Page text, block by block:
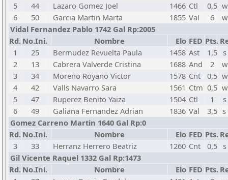
5
44 Lazaro Gomez Joel 1466 Ctl 0,5
6
50 Garcia Martin Marta 1855 Val 6
Vidal Fernandez Pablo 1742 Gal Rp:2005
Rd. No.Ini. Nombre Elo FED Pts.
1
25 Bermudez Revuelta Paula 1458 Ast 1,5
2
13 Cabrera Valverde Cristina 1688 And 2
3
34 Moreno Royano Victor 1578 Cnt 0,5
4
42 Valls Navarro Sara 1561 Ctm 0,5
5
47 Ruperez Benito Yaiza 1504 Ctl 1
6
49 Galiana Fernandez Adrian 1836 Val 3,5
Gomez Carreno Martin 1640 Gal Rp:0
Rd. No.Ini. Nombre Elo FED Pts.
3
33 Herranz Herrero Beatriz 1260 Cnt 0,5
Gil Vicente Raquel 1332 Gal Rp:1473
Rd. No.Ini. Nombre Elo FED Pts.